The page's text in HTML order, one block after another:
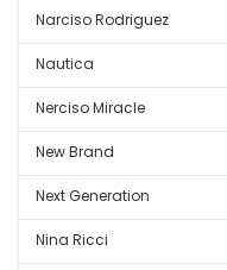
Narciso Rodriguez
Nautica
Nerciso Miracle
New Brand
Next Generation
Nina Ricci